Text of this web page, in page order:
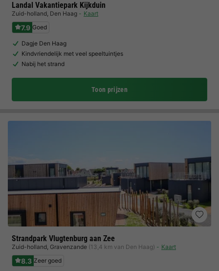
Landal Vakantiepark Kijkduin
Zuid-holland, Den Haag Kaart
7.9 Goed
Dagje Den Haag
Kindvriendelijk met veel speeltuintjes
Nabij het strand
Toon prijzen
Strandpark Vlugtenburg aan Zee
Zuid-holland, Gravenzande (13,4 km van Den Haag) Kaart
8.3 Zeer goed